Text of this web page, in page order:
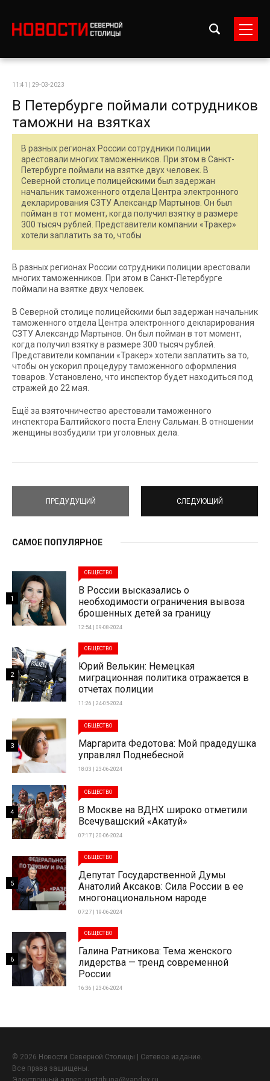
11:41 | 29-03-2023
В Петербурге поймали сотрудников
таможни на взятках
В разных регионах России сотрудники полиции
арестовали многих таможенников. При этом в Санкт-
Петербурге поймали на взятке двух человек. В
Северной столице полицейскими был задержан
начальник таможенного отдела Центра электронного
декларирования СЗТУ Александр Мартынов. Он был
пойман в тот момент, когда получил взятку в размере
300 тысяч рублей. Представители компании «Тракер»
хотели заплатить за то, чтобы
В разных регионах России сотрудники полиции арестовали
многих таможенников. При этом в Санкт-Петербурге
поймали на взятке двух человек.
В Северной столице полицейскими был задержан начальник
таможенного отдела Центра электронного декларирования
СЗТУ Александр Мартынов. Он был пойман в тот момент,
когда получил взятку в размере 300 тысяч рублей.
Представители компании «Тракер» хотели заплатить за то,
чтобы он ускорил процедуру таможенного оформления
товаров. Установлено, что инспектор будет находиться под
стражей до 22 мая.
Ещё за взяточничество арестовали таможенного
инспектора Балтийского поста Елену Сальман. В отношении
женщины возбудили три уголовных дела.
ПРЕДУДУЩИЙ СЛЕДУЮЩИЙ
САМОЕ ПОПУЛЯРНОЕ
ОБЩЕСТВО
В России высказались о
необходимости ограничения вывоза
брошенных детей за границу
12:54 | 09-08-2024
1
ОБЩЕСТВО
Юрий Велькин: Немецкая
миграционная политика отражается в
отчетах полиции
11:26 | 24-05-2024
2
ОБЩЕСТВО
Маргарита Федотова: Мой прадедушка
управлял Поднебесной
18:03 | 23-06-2024
3
ОБЩЕСТВО
В Москве на ВДНХ широко отметили
Всечувашский «Акатуй»
07:17 | 20-06-2024
4
ОБЩЕСТВО
Депутат Государственной Думы
Анатолий Аксаков: Сила России в ее
многонациональном народе
07:27 | 19-06-2024
5
ОБЩЕСТВО
Галина Ратникова: Тема женского
лидерства — тренд современной
России
16:36 | 23-06-2024
6
© 2026 Новости Северной Столицы | Сетевое издание.
Все права защищены.